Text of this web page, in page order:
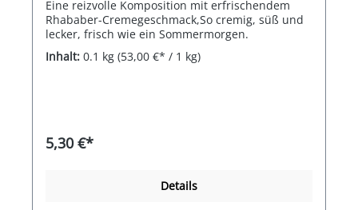
Eine reizvolle Komposition mit erfrischendem
Rhababer-Cremegeschmack,So cremig, süß und
lecker, frisch wie ein Sommermorgen.
Inhalt: 0.1 kg (53,00 €* / 1 kg)
5,30 €*
Details